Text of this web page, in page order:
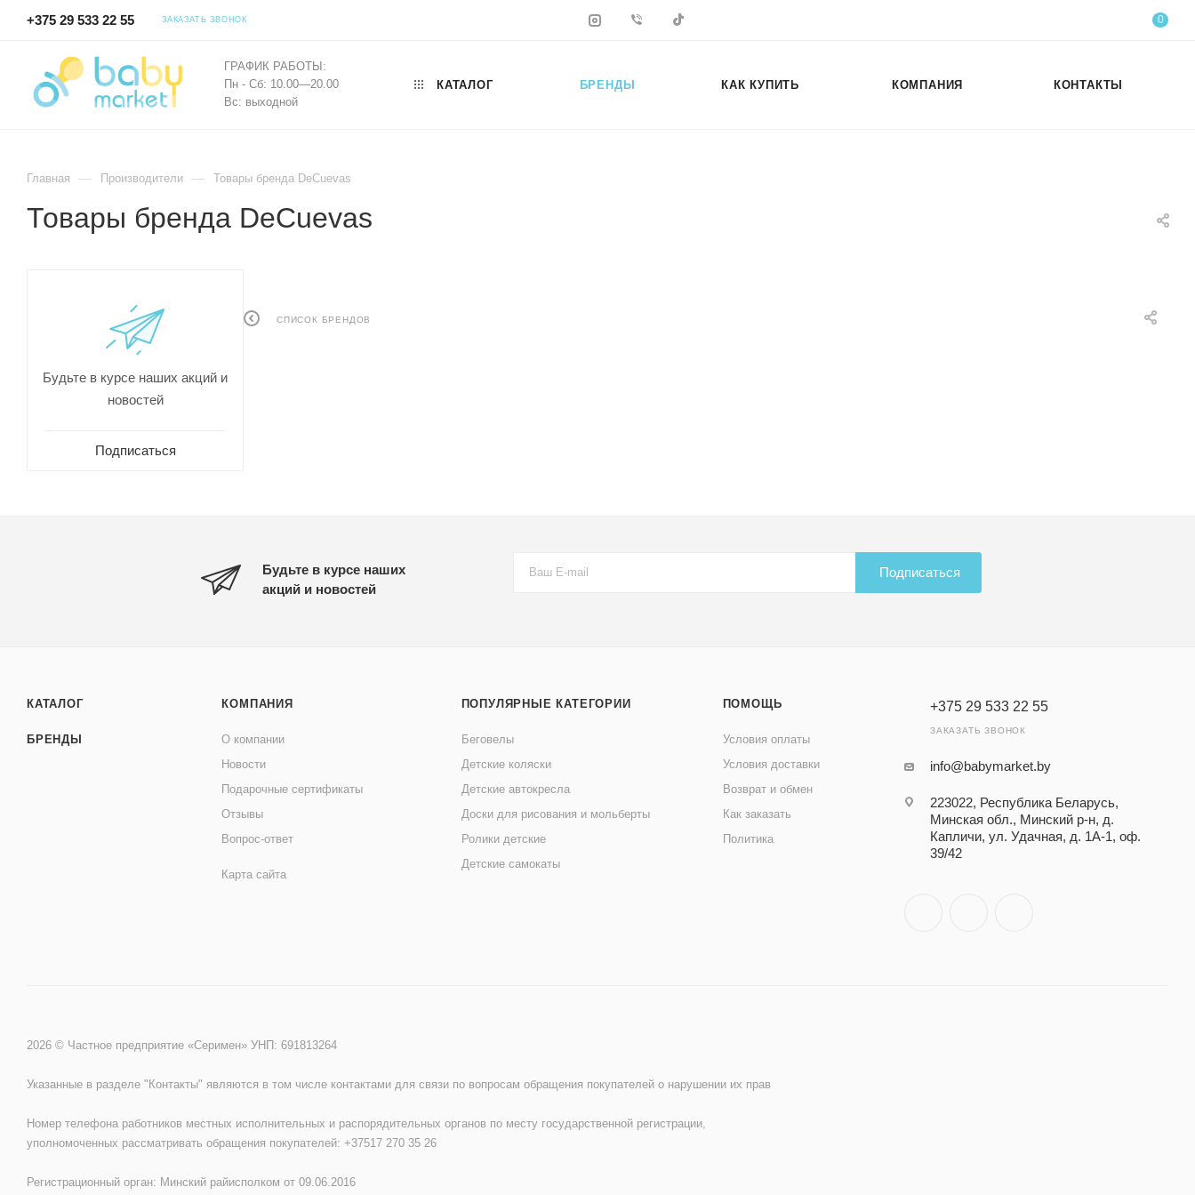
+375 29 533 22 55 ЗАКАЗАТЬ ЗВОНОК 0
ГРАФИК РАБОТЫ:
Пн - Сб: 10.00—20.00
Вс: выходной
КАТАЛОГ БРЕНДЫ КАК КУПИТЬ КОМПАНИЯ КОНТАКТЫ
Главная — Производители — Товары бренда DeCuevas
Товары бренда DeCuevas
СПИСОК БРЕНДОВ
Будьте в курсе наших акций и
новостей
Подписаться
Будьте в курсе наших
акций и новостей
Подписаться
КАТАЛОГ
БРЕНДЫ
КОМПАНИЯ
О компании
Новости
Подарочные сертификаты
Отзывы
Вопрос-ответ
Карта сайта
ПОПУЛЯРНЫЕ КАТЕГОРИИ
Беговелы
Детские коляски
Детские автокресла
Доски для рисования и мольберты
Ролики детские
Детские самокаты
ПОМОЩЬ
Условия оплаты
Условия доставки
Возврат и обмен
Как заказать
Политика
+375 29 533 22 55
ЗАКАЗАТЬ ЗВОНОК
info@babymarket.by
223022, Республика Беларусь,
Минская обл., Минский р-н, д.
Капличи, ул. Удачная, д. 1А-1, оф.
39/42
2026 © Частное предприятие «Серимен» УНП: 691813264
Указанные в разделе "Контакты" являются в том числе контактами для связи по вопросам обращения покупателей о нарушении их прав
Номер телефона работников местных исполнительных и распорядительных органов по месту государственной регистрации,
уполномоченных рассматривать обращения покупателей: +37517 270 35 26
Регистрационный орган: Минский райисполком от 09.06.2016